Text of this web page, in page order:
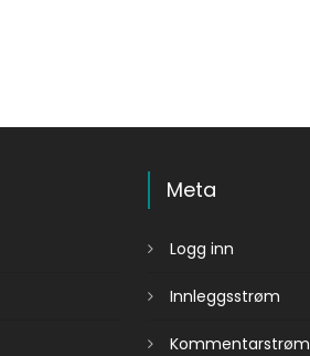
Meta
Logg inn
Innleggsstrøm
Kommentarstrøm